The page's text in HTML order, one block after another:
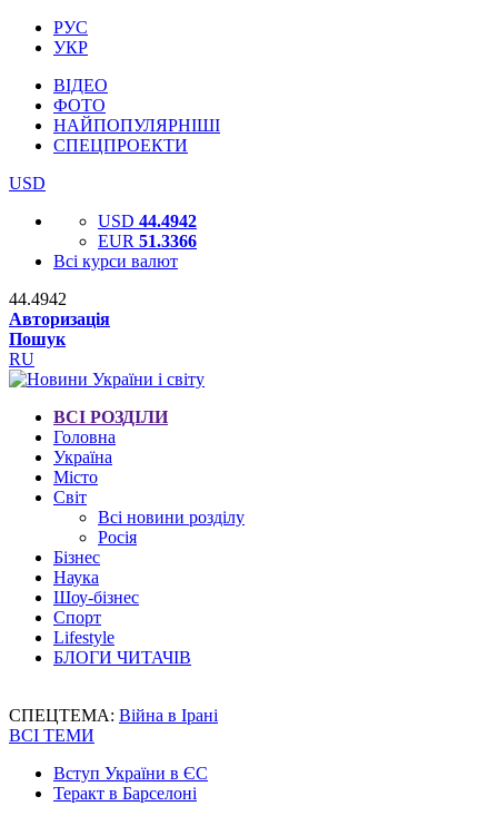
РУС
УКР
ВІДЕО
ФОТО
НАЙПОПУЛЯРНІШІ
СПЕЦПРОЕКТИ
USD
USD 44.4942
EUR 51.3366
Всі курси валют
44.4942
Авторизація
Пошук
RU
ВСІ РОЗДІЛИ
Головна
Україна
Місто
Світ
Всі новини розділу
Росія
Бізнес
Наука
Шоу-бізнес
Спорт
Lifestyle
БЛОГИ ЧИТАЧІВ
СПЕЦТЕМА: Війна в Ірані
ВСІ ТЕМИ
Вступ України в ЄС
Теракт в Барселоні